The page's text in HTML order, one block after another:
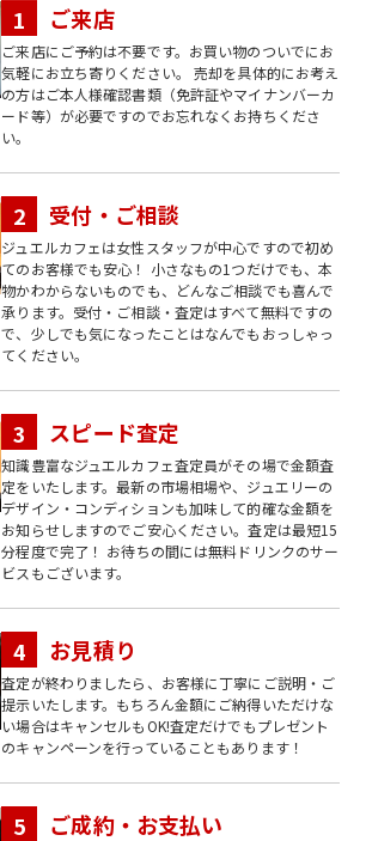
ご来店
ご来店にご予約は不要です。お買い物のついでにお
気軽にお立ち寄りください。 売却を具体的にお考え
の方はご本人様確認書類（免許証やマイナンバーカ
ード等）が必要ですのでお忘れなくお持ちくださ
い。
受付・ご相談
ジュエルカフェは女性スタッフが中心ですので初め
てのお客様でも安心！ 小さなもの1つだけでも、本
物かわからないものでも、どんなご相談でも喜んで
承ります。受付・ご相談・査定はすべて無料ですの
で、少しでも気になったことはなんでもおっしゃっ
てください。
スピード査定
知識豊富なジュエルカフェ査定員がその場で金額査
定をいたします。最新の市場相場や、ジュエリーの
デザイン・コンディションも加味して的確な金額を
お知らせしますのでご安心ください。査定は最短15
分程度で完了！ お待ちの間には無料ドリンクのサー
ビスもございます。
お見積り
査定が終わりましたら、お客様に丁寧にご説明・ご
提示いたします。もちろん金額にご納得いただけな
い場合はキャンセルもOK!査定だけでもプレゼント
のキャンペーンを行っていることもあります！
ご成約・お支払い